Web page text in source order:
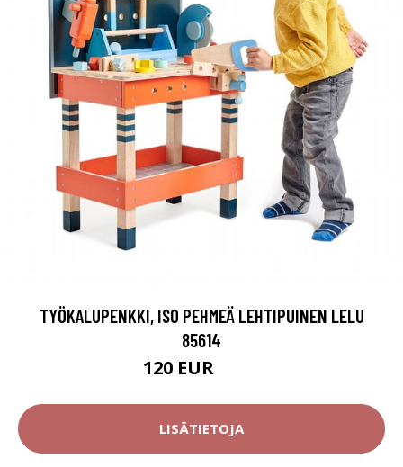
TYÖKALUPENKKI, ISO PEHMEÄ LEHTIPUINEN LELU
85614
120 EUR
LISÄTIETOJA